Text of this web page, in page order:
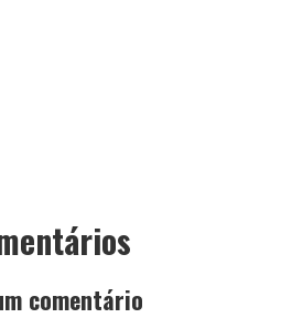
comentário